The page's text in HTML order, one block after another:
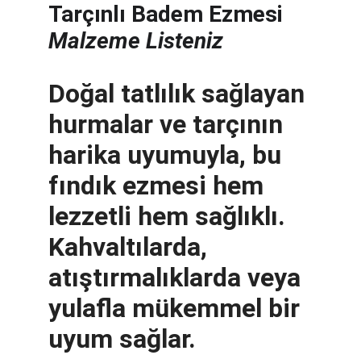
Tarçınlı Badem Ezmesi
Malzeme Listeniz
Doğal tatlılık sağlayan
hurmalar ve tarçının
harika uyumuyla, bu
fındık ezmesi hem
lezzetli hem sağlıklı.
Kahvaltılarda,
atıştırmalıklarda veya
yulafla mükemmel bir
uyum sağlar.